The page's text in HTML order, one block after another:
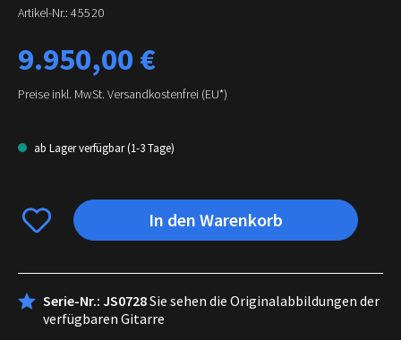
Artikel-Nr.: 45520
Regulärer Preis:
9.950,00 €
Preise inkl. MwSt. Versandkostenfrei (EU*)
ab Lager verfügbar (1-3 Tage)
In den Warenkorb
Serie-Nr.: JS0728Sie sehen die Originalabbildungen der
verfügbaren Gitarre